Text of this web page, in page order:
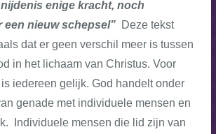
enige kracht, noch
een nieuw schepsel” Deze tekst
dat er geen verschil meer is tussen
in het lichaam van Christus. Voor
iedereen gelijk. God handelt onder
genade met individuele mensen en
Individuele mensen die lid zijn van